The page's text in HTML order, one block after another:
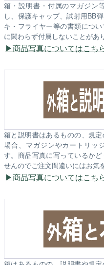
箱・説明書・付属のマガジン
し、保護キャップ、試射用BB
キ・フライヤー等の書類につ
に関わらず付属しないことがあ
商品写真についてはこち
箱と説明書はあるものの、規
場合、マガジンやカートリッ
す。商品写真に写っているか
せんのでご注文間違いにはお気
商品写真についてはこち